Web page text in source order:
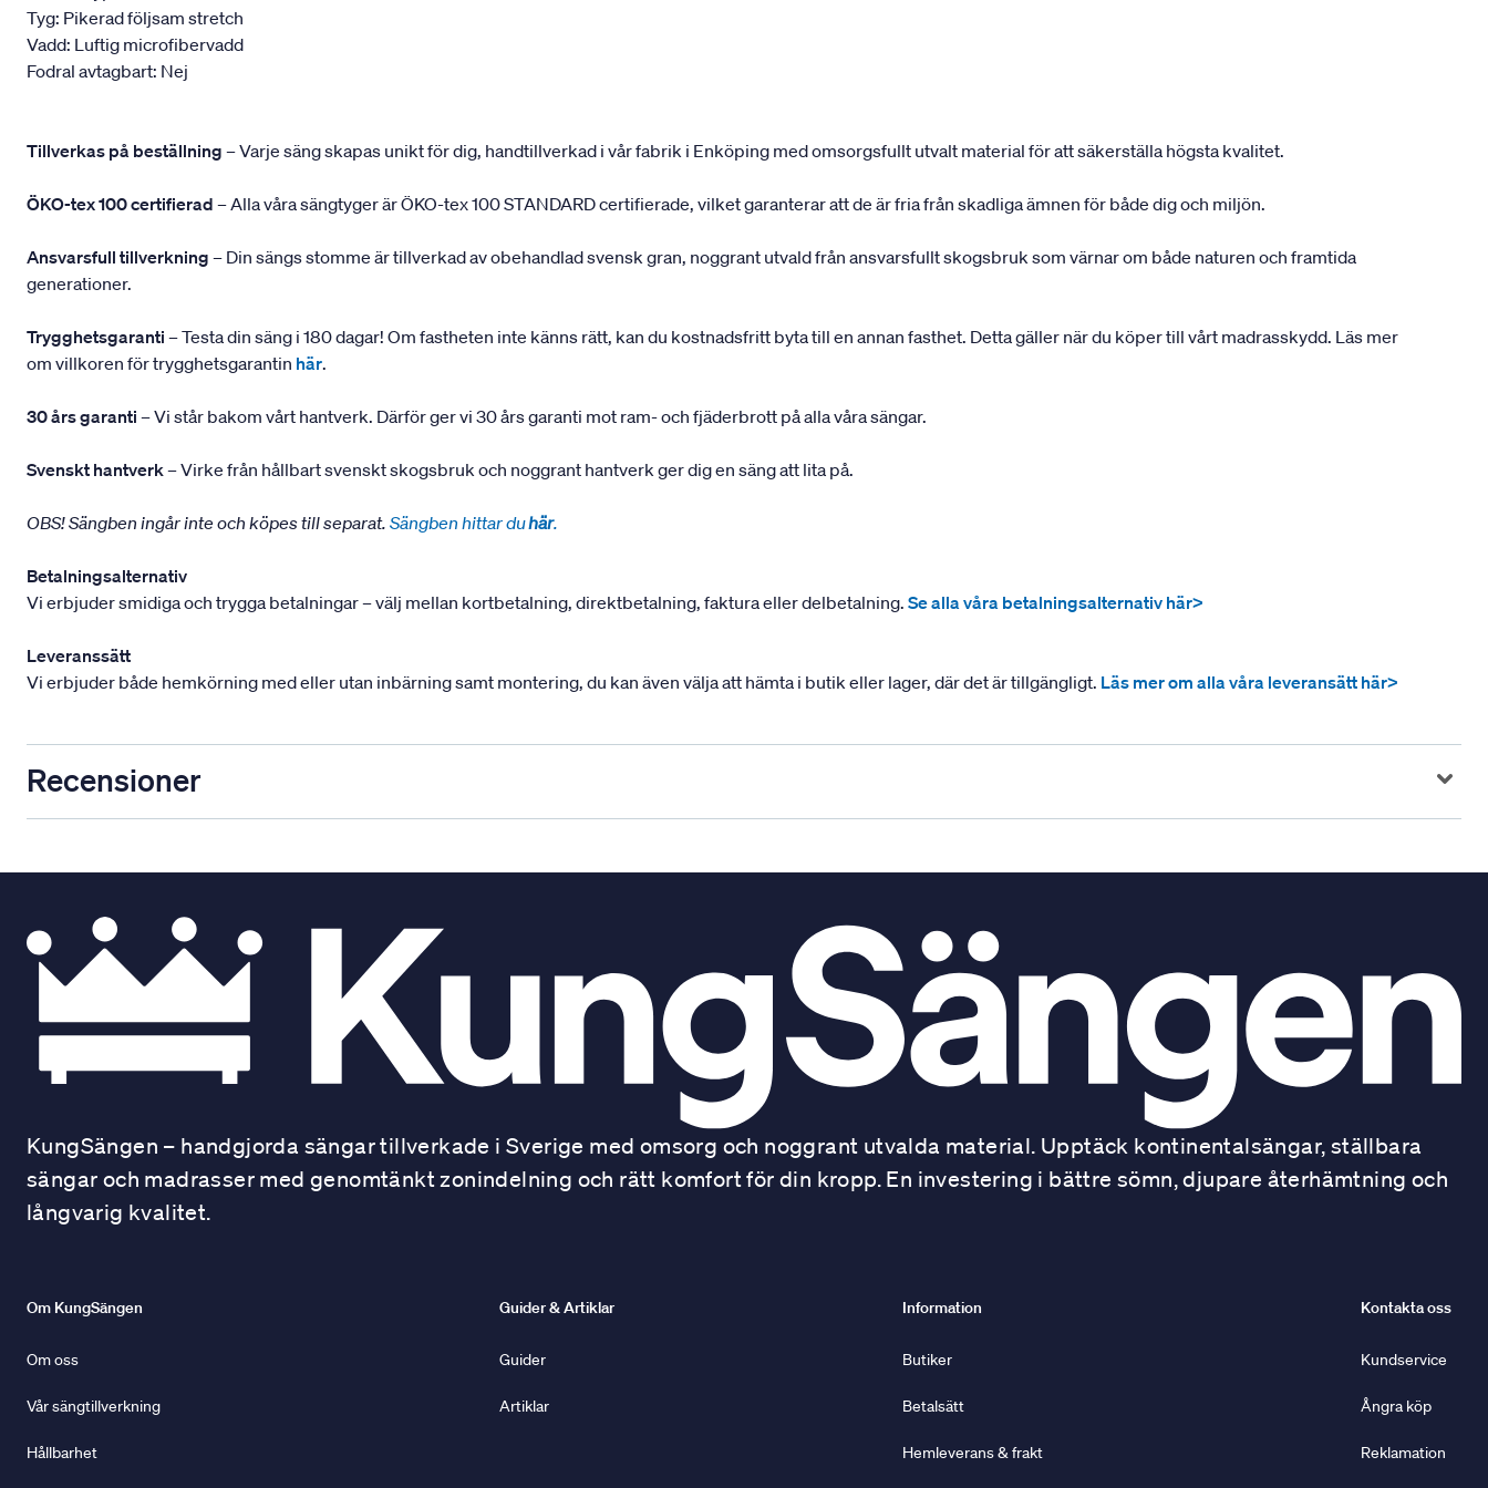
Tyg: Pikerad följsam stretch
Vadd: Luftig microfibervadd
Fodral avtagbart: Nej
Tillverkas på beställning – Varje säng skapas unikt för dig, handtillverkad i vår fabrik i Enköping med omsorgsfullt utvalt material för att säkerställa högsta kvalitet.
ÖKO-tex 100 certifierad – Alla våra sängtyger är ÖKO-tex 100 STANDARD certifierade, vilket garanterar att de är fria från skadliga ämnen för både dig och miljön.
Ansvarsfull tillverkning – Din sängs stomme är tillverkad av obehandlad svensk gran, noggrant utvald från ansvarsfullt skogsbruk som värnar om både naturen och framtida
generationer.
Trygghetsgaranti – Testa din säng i 180 dagar! Om fastheten inte känns rätt, kan du kostnadsfritt byta till en annan fasthet. Detta gäller när du köper till vårt madrasskydd. Läs mer
om villkoren för trygghetsgarantin här.
30 års garanti – Vi står bakom vårt hantverk. Därför ger vi 30 års garanti mot ram- och fjäderbrott på alla våra sängar.
Svenskt hantverk– Virke från hållbart svenskt skogsbruk och noggrant hantverk ger dig en säng att lita på.
OBS! Sängben ingår inte och köpes till separat. Sängben hittar duhär.
Betalningsalternativ
Vi erbjuder smidiga och trygga betalningar – välj mellan kortbetalning, direktbetalning, faktura eller delbetalning. Se alla våra betalningsalternativ här>
Leveranssätt
Vi erbjuder både hemkörning med eller utan inbärning samt montering, du kan även välja att hämta i butik eller lager, där det är tillgängligt. Läs mer om alla våra leveransätt här>
Recensioner
KungSängen – handgjorda sängar tillverkade i Sverige med omsorg och noggrant utvalda material. Upptäck kontinentalsängar, ställbara
sängar och madrasser med genomtänkt zonindelning och rätt komfort för din kropp. En investering i bättre sömn, djupare återhämtning och
långvarig kvalitet.
Om KungSängen
Om oss
Vår sängtillverkning
Hållbarhet
Guider & Artiklar
Guider
Artiklar
Information
Butiker
Betalsätt
Hemleverans & frakt
Kontakta oss
Kundservice
Ångra köp
Reklamation